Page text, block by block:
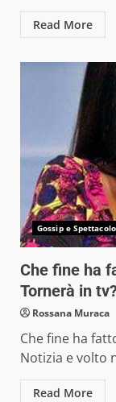
Read More
Gossip e Spettacolo
Che fine ha
Tornerà in
Rossana Muraca
Che fine ha
Notizia e volto
Read More